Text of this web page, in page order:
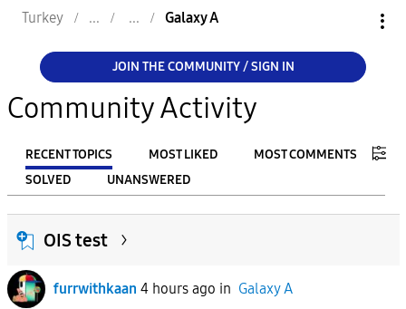
Turkey Galaxy A
JOIN THE COMMUNITY / SIGN IN
Community Activity
RECENT TOPICS MOST LIKED
MOST COMMENTS
SOLVED
UNANSWERED
FILTER:
From
To
OIS test
furrwithkaan 4 hours ago in Galaxy A